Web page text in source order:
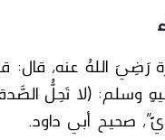
رَضِيَ اللهُ عنه، قال:
وسلم: (لا تَحِلُّ
صحيح أبي داود.